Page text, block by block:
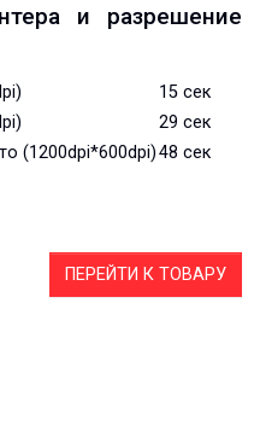
и разрешение
15 сек
29 сек
(1200dpi*600dpi)48 сек
ПЕРЕЙТИ К ТОВАРУ